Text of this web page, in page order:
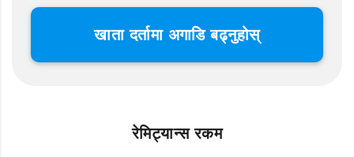
खाता दर्तामा अगाडि बढ्नुहोस्
रेमिट्यान्स रकम